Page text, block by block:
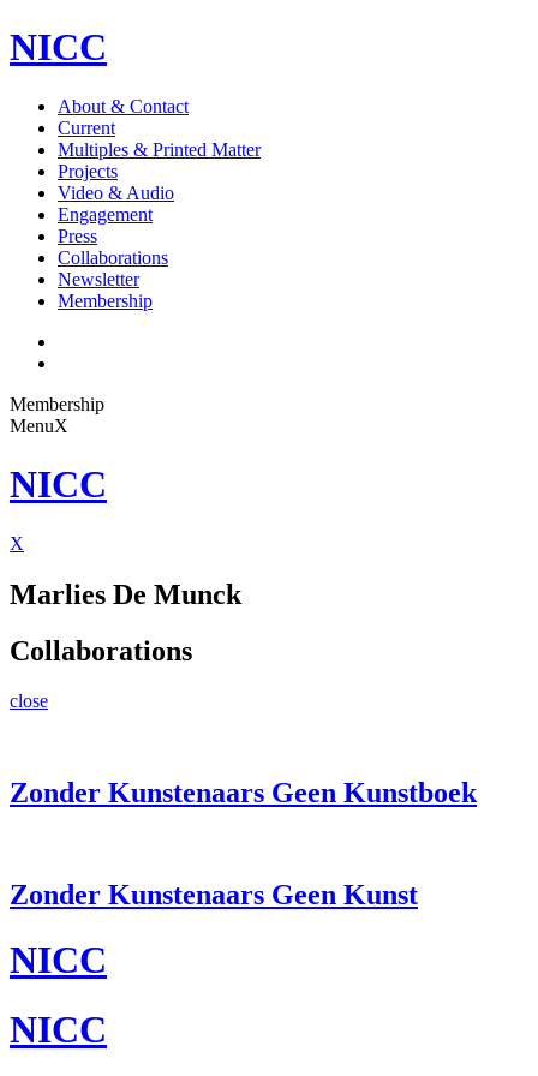
NICC
About & Contact
Current
Multiples & Printed Matter
Projects
Video & Audio
Engagement
Press
Collaborations
Newsletter
Membership
Membership
MenuX
NICC
X
Marlies De Munck
Collaborations
close
Zonder Kunstenaars Geen Kunstboek
Zonder Kunstenaars Geen Kunst
NICC
NICC